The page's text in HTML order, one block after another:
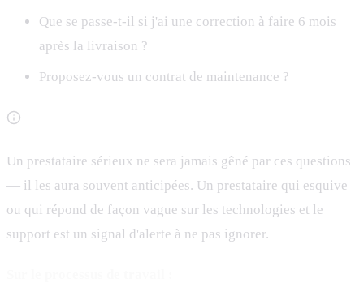
Que se passe-t-il si j'ai une correction à faire 6 mois
après la livraison ?
Proposez-vous un contrat de maintenance ?
Un prestataire sérieux ne sera jamais gêné par ces questions
— il les aura souvent anticipées. Un prestataire qui esquive
ou qui répond de façon vague sur les technologies et le
support est un signal d'alerte à ne pas ignorer.